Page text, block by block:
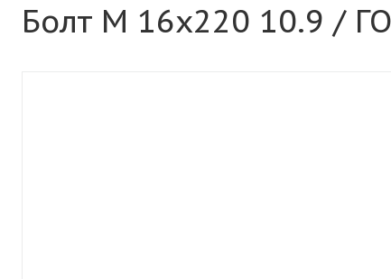
Болт M 16x220 10.9 /